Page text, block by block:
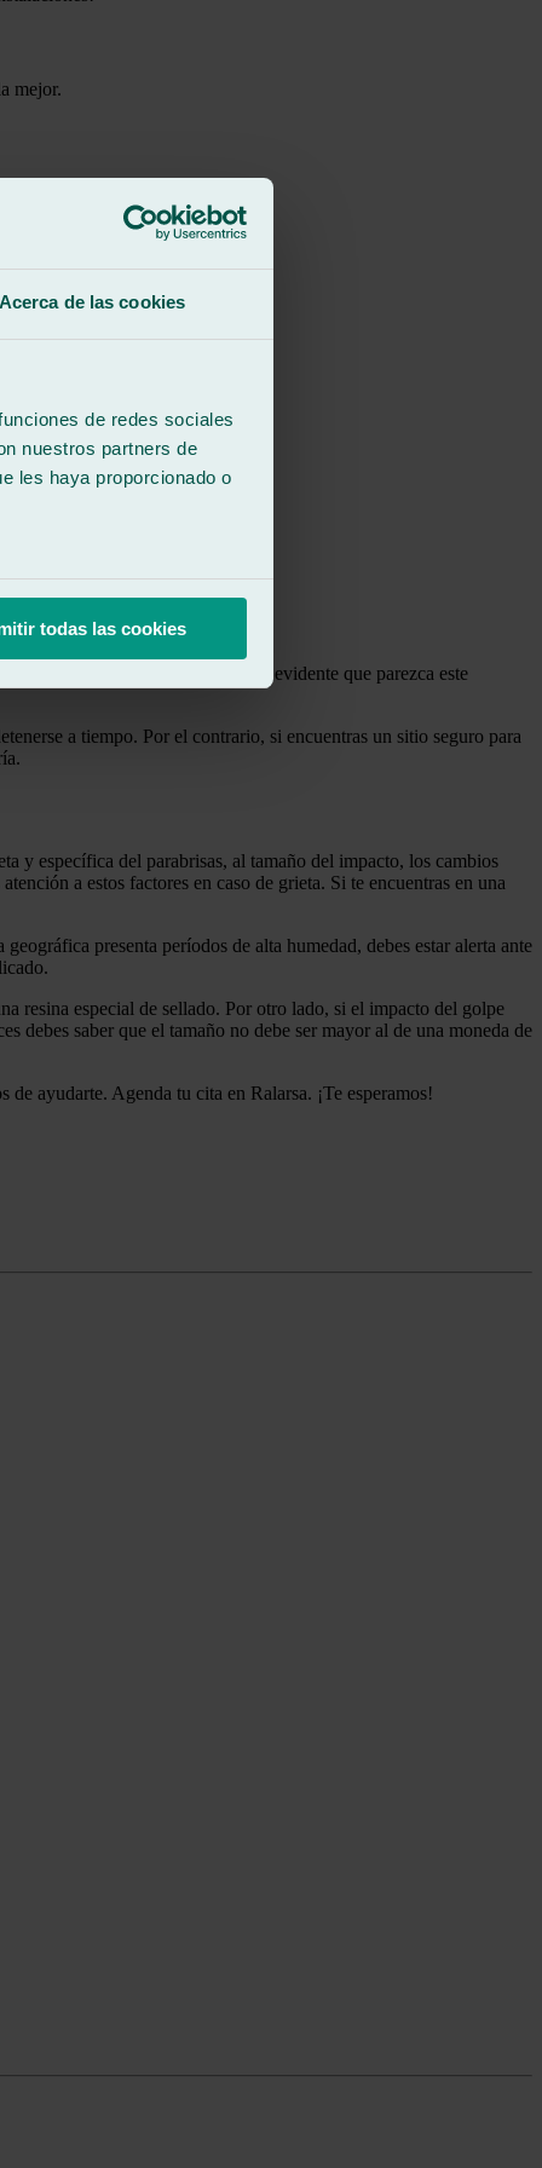
Acerca de las cookies
de redes sociales
nuestros partners de
les haya proporcionado o
todas las cookies
mejor.
a tratar.
al interior del vehículo!
a terceros.
conduces por carretera. Por más evidente que parezca este
a tiempo. Por el contrario, si encuentras un sitio seguro para
y específica del parabrisas, al tamaño del impacto, los cambios
a estos factores en caso de grieta. Si te encuentras en una
presenta períodos de alta humedad, debes estar alerta ante
resina especial de sellado. Por otro lado, si el impacto del golpe
debes saber que el tamaño no debe ser mayor al de una moneda de
de ayudarte. Agenda tu cita en Ralarsa. ¡Te esperamos!